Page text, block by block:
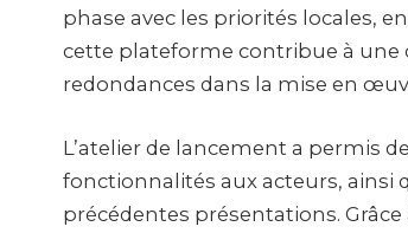
phase avec les priorités locales,
cette plateforme contribue à une
redondances dans la mise en
L’atelier de lancement a permis
fonctionnalités aux acteurs, ainsi
précédentes présentations.